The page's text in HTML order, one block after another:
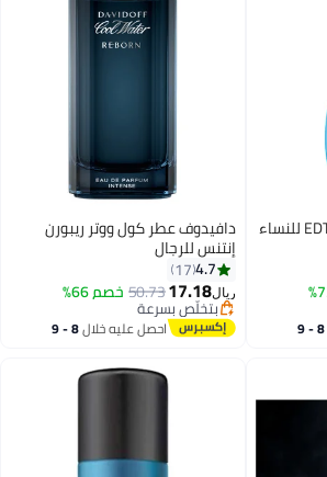
دافيدوف عطر كول ووتر EDT للنساء
8 - 9
دافيدوف عطر كول ووتر ريبورن
إنتنس للرجال
4.7
17
ريال17.18
50.73خصم 66%
بتخلّص بسرعة
بتخلّص بسرعةاحصل عليه خلال 8 - 9